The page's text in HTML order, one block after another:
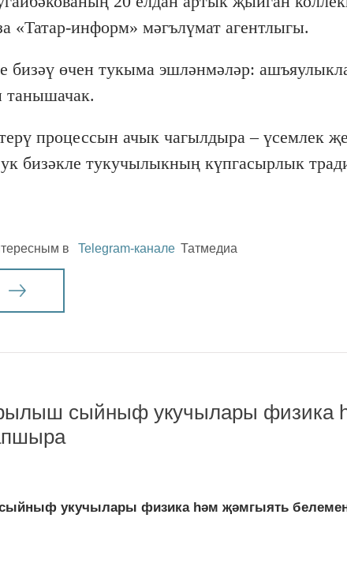
«Татар-информ» мәгълүмат агентлыгы.
бизәү өчен тукыма эшләнмәләр:
танышачак.
процессын ачык чагылдыра – үсемлек
бизәкле тукучылыкның күпгасырлык
в Telegram-канале Татмедиа
сыйныф укучылары физика
укучылары физика һәм җәмгыять